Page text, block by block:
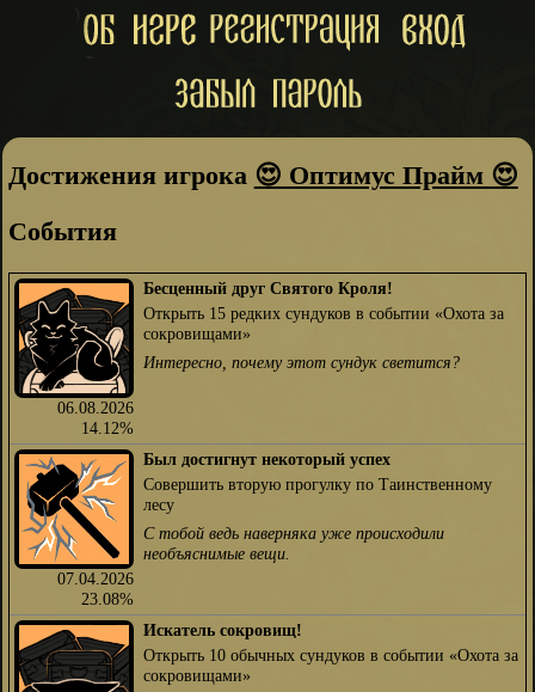
Достижения игрока 😍 Оптимус Прайм 😍
События
06.08.2026
14.12%
Бесценный друг Святого Кроля!
Открыть 15 редких сундуков в событии «Охота за
сокровищами»
Интересно, почему этот сундук светится?
07.04.2026
23.08%
Был достигнут некоторый успех
Совершить вторую прогулку по Таинственному
лесу
С тобой ведь наверняка уже происходили
необъяснимые вещи.
Искатель сокровищ!
Открыть 10 обычных сундуков в событии «Охота за
сокровищами»